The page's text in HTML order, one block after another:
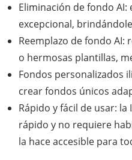
Eliminación de fondo
excepcional,
Reemplazo de fondo
o hermosas plantillas,
Fondos personalizados
crear fondos únicos
Rápido y fácil de usar:
rápido y no requiere
la hace accesible para